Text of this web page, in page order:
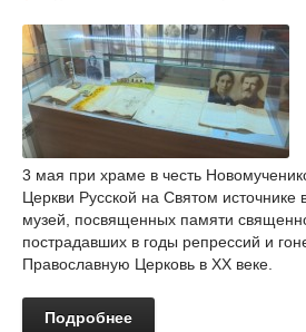
3 мая при храме в честь
Церкви Русской на Святом источнике
музей, посвященных памяти
пострадавших в годы репрессий и
Православную Церковь в XX веке.
Подробнее